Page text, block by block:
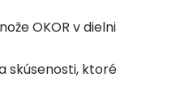
OKOR v dielni
skúsenosti, ktoré